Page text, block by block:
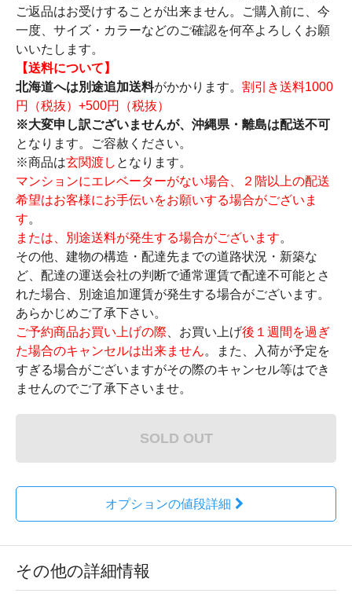
ご返品はお受けすることが出来ません。ご購入前に、今
一度、サイズ・カラーなどのご確認を何卒よろしくお願
いいたします。
【送料について】
北海道へは別途追加送料がかかります。 割引き送料1000
円（税抜）+500円（税抜）
※大変申し訳ございませんが、沖縄県・離島は配送不可
となります。ご容赦ください。
※商品は玄関渡し となります。
マンションにエレベーターがない場合、２階以上の配送
希望はお客様にお手伝いをお願いする場合がございま
す。
または、別途送料が発生する場合がございます。
その他、建物の構造・配達先までの道路状況・新築な
ど、配達の運送会社の判断で通常運賃で配達不可能とさ
れた場合、別途追加運賃が発生する場合がございます。
あらかじめご了承下さい。
ご予約商品お買い上げの際 、お買い上げ後１週間を過ぎ
た場合のキャンセルは出来ません。また、入荷が予定を
すぎる場合がございますがその際のキャンセル等はでき
ませんのでご了承下さいませ。
SOLD OUT
オプションの値段詳細
その他の詳細情報